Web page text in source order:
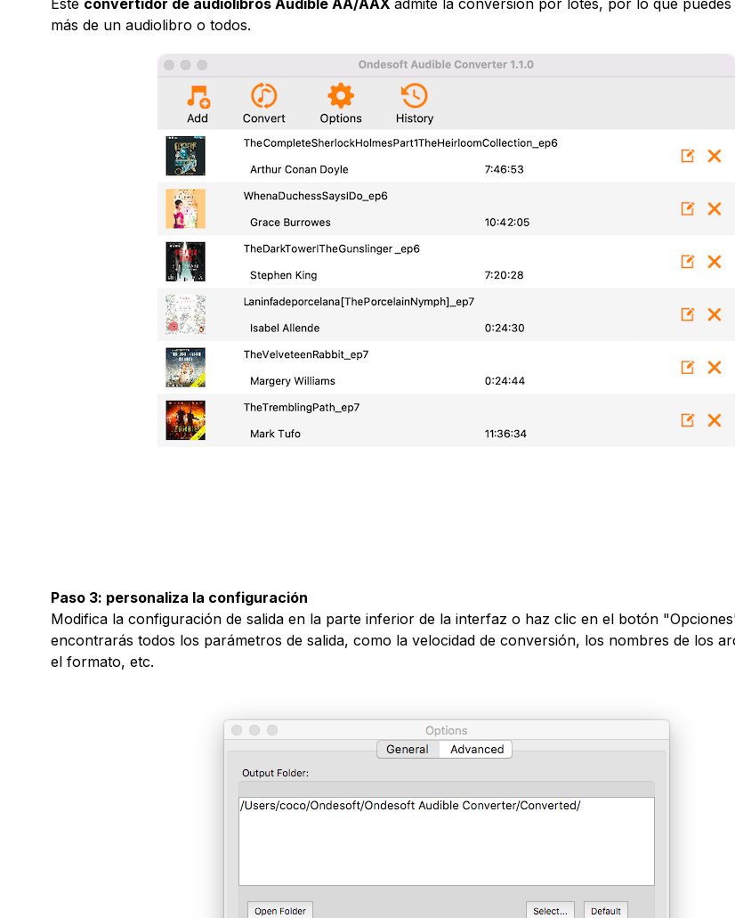
Este convertidor de audiolibros Audible AA/AAX admite la conversión por lotes, por lo que
más de un audiolibro o todos.
Paso 3: personaliza la configuración
Modifica la configuración de salida en la parte inferior de la interfaz o haz clic en el botón
encontrarás todos los parámetros de salida, como la velocidad de conversión, los nombres de los
el formato, etc.